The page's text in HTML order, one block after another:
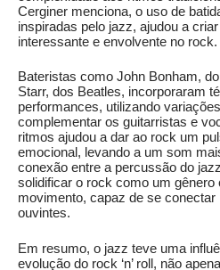
Cerginer menciona, o uso de
inspiradas pelo jazz, ajudou a
interessante e envolvente no rock.
Bateristas como John Bonham,
Starr, dos Beatles, incorporaram
performances, utilizando
complementar os guitarristas e
ritmos ajudou a dar ao rock um
emocional, levando a um som
conexão entre a percussão do
solidificar o rock como um gênero
movimento, capaz de se
ouvintes.
Em resumo, o jazz teve uma
evolução do rock ‘n’ roll, não